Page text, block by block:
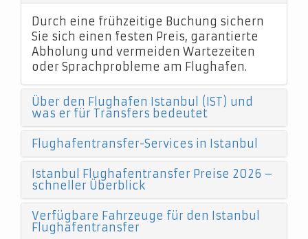
Durch eine frühzeitige Buchung sichern
Sie sich einen festen Preis, garantierte
Abholung und vermeiden Wartezeiten
oder Sprachprobleme am Flughafen.
Über den Flughafen Istanbul (IST) und
was er für Transfers bedeutet
Flughafentransfer-Services in Istanbul
Istanbul Flughafentransfer Preise 2026 –
schneller Überblick
Verfügbare Fahrzeuge für den Istanbul
Flughafentransfer